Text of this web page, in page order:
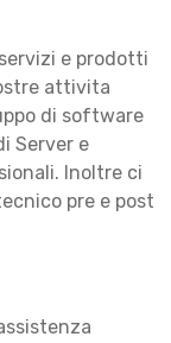
e prodotti
attivita
di software
Server e
Inoltre ci
pre e post